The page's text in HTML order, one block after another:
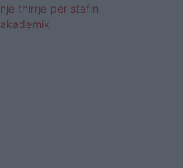
një thirrje për stafin
akademik